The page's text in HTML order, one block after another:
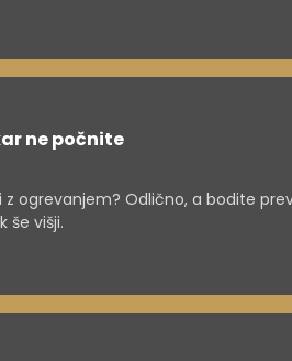
vrata in okna, da se ohladimo.
ljudje in tako najlažje zbolimo.
jo večina od nas ima že nekaj časa,
da se rešimo pred vročino in
ne počnite
ogrevanjem? Odlično, a bodite
še višji.